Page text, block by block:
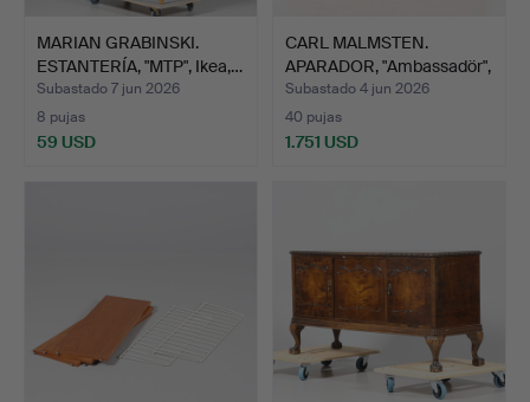
MARIAN GRABINSKI.
ESTANTERÍA, "MTP", Ikea,…
Subastado 7 jun 2026
8 pujas
59 USD
CARL MALMSTEN.
APARADOR, "Ambassadör",
Åfo…
Subastado 4 jun 2026
40 pujas
1.751 USD